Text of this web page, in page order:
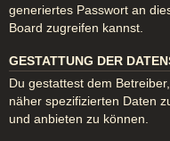
generiertes Passwort an
Board zugreifen kannst.
GESTATTUNG DER
Du gestattest dem
näher spezifizierten Daten
und anbieten zu können.